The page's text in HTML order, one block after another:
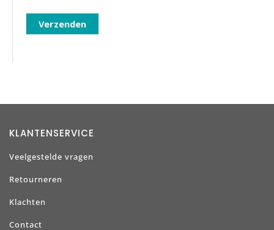
KLANTENSERVICE
Veelgestelde vragen
Retourneren
Klachten
Contact